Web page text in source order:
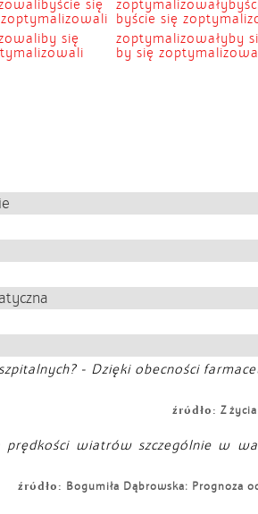
się
byście się
się
zoptymalizowałyby
by się
- Dzięki obecności
źródło: Z
wiatrów szczególnie w
źródło: Bogumiła Dąbrowska: Prognoza